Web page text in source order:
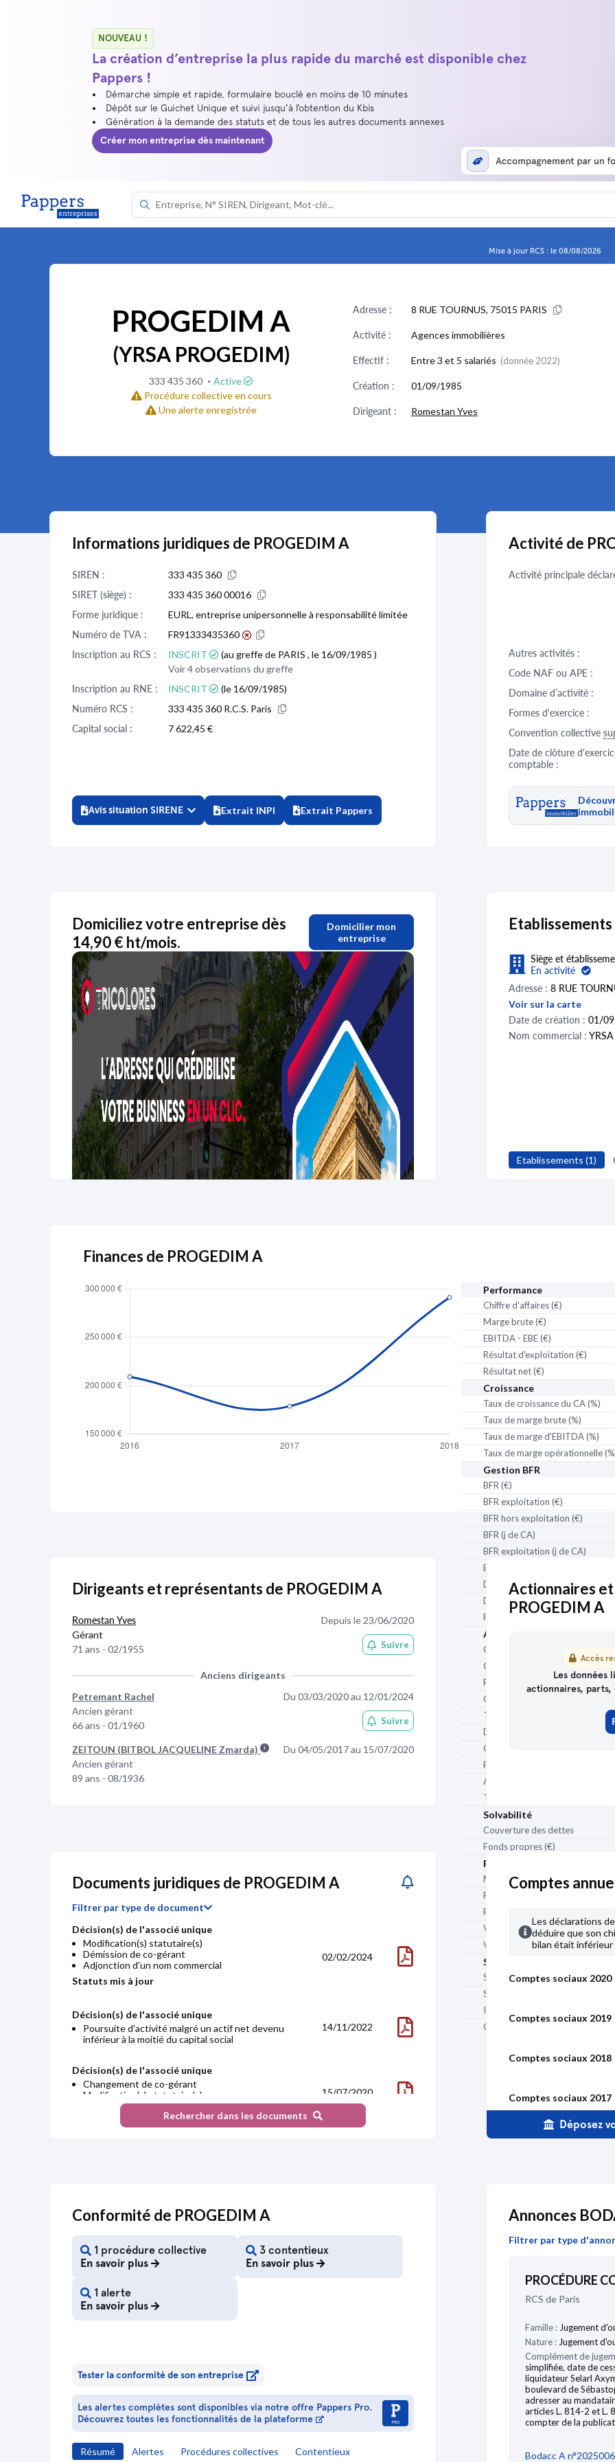
NOUVEAU !
La création d’entreprise la plus rapide du marché est disponible chez
Pappers !
Démarche simple et rapide, formulaire bouclé en moins de 10 minutes
Dépôt sur le Guichet Unique et suivi jusqu’à l’obtention du Kbis
Génération à la demande des statuts et de tous les autres documents annexes
Créer mon entreprise dès maintenant
Mise à jour RCS : le 08/08/2026
PROGEDIM A
(YRSA PROGEDIM)
333 435 360 · Active
Procédure collective en cours
Une alerte enregistrée
Adresse : 8 RUE TOURNUS, 75015 PARIS
Activité : Agences immobilières
Effectif : Entre 3 et 5 salariés (donnée 2022)
Création : 01/09/1985
Dirigeant : Romestan Yves
Informations juridiques de PROGEDIM A
SIREN :
333 435 360
SIRET (siège) :
333 435 360 00016
Forme juridique :
EURL, entreprise unipersonnelle à responsabilité limitée
Numéro de TVA :
FR91333435360
Inscription au RCS :
INSCRIT
(au greffe de PARIS , le 16/09/1985 )
Voir 4 observations du greffe
Inscription au RNE :
INSCRIT
(le 16/09/1985)
Numéro RCS :
333 435 360 R.C.S. Paris
Capital social :
7 622,45 €
Avis situation SIRENE Extrait INPI Extrait Pappers
Activité de
Activité principale
Autres activités :
Code NAF ou APE :
Domaine d’activité :
Formes d'exercice :
Convention collective
Date de clôture
comptable :
Domiciliez votre entreprise dès
14,90 € ht/mois.
Domicilier mon
entreprise
Siège et
En activité
Adresse : 8 RUE
Voir sur la carte
Date de création : 01/
Nom commercial :
Etablissements (1)
Finances de PROGEDIM A
Chiffre d'affaires Résultat net
Performance
Chiffre d'affaires (€)
Marge brute (€)
EBITDA - EBE (€)
Résultat d'exploitation (€)
Résultat net (€)
Croissance
Taux de croissance du CA (%)
Taux de marge brute (%)
Taux de marge d'EBITDA (%)
Taux de marge opérationnelle
Gestion BFR
BFR (€)
BFR exploitation (€)
BFR hors exploitation (€)
BFR (j de CA)
BFR exploitation (j de CA)
BFR hors exploitation (j de CA)
Délai de paiement clients (j)
Délai de paiement fournisseurs (j)
Ratio des stocks / CA (j)
Autonomie financière
Capacité d'autofinancement (€)
Capacité d'autofinancement / CA
Fonds de roulement net global (€)
Couverture du BFR
Trésorerie (€)
Dettes financières (€)
Capacité de remboursement
Ratio d'endettement (Gearing)
Autonomie financière (%)
Taux de levier (DFN/EBITDA)
Solvabilité
Couverture des dettes
Fonds propres (€)
Rentabilité
Marge nette (%)
Rentabilité sur fonds propres (%)
Rentabilité économique (%)
Valeur ajoutée (€)
Valeur ajoutée / CA (%)
Structure d'activité
Salaires et charges sociales (€)
Salaires / CA (%)
Impôts et taxes (€)
Chiffre d'affaires à l'export (€)
Dirigeants et représentants de PROGEDIM A
Romestan Yves
Gérant
71 ans - 02/1955
Depuis le 23/06/2020
Suivre
Anciens dirigeants
Petremant Rachel
Ancien gérant
66 ans - 01/1960
Du 03/03/2020 au 12/01/2024
Suivre
ZEITOUN (BITBOL JACQUELINE Zmarda)
Ancien gérant
89 ans - 08/1936
Du 04/05/2017 au 15/07/2020
Actionnaires
PROGEDIM A
Accès
Les données
actionnaires,
Documents juridiques de PROGEDIM A
Filtrer par type de document
Décision(s) de l'associé unique
Modification(s) statutaire(s)
Démission de co-gérant
Adjonction d'un nom commercial
Statuts mis à jour
02/02/2024
Décision(s) de l'associé unique
Poursuite d'activité malgré un actif net devenu
inférieur à la moitié du capital social
14/11/2022
Décision(s) de l'associé unique
Changement de co-gérant
Modification(s) statutaire(s)
Statuts mis à jour
15/07/2020
Changement relatif à la date de clôture de l'exercice
Modification(s) statutaire(s)
Statuts mis à jour
Procès-verbal d'assemblée générale extraordinaire
Changement relatif à la date de clôture de l'exercice
social 31/03
Changement relatif à la date de clôture de l'exercice
Statuts mis à jour
Divers
Acte sous seing privé
Cession de parts
Rechercher dans les documents
Comptes
Les déclarations
déduire que son
bilan était inférieur
Comptes sociaux 2020
Comptes sociaux 2019
Comptes sociaux 2018
Comptes sociaux 2017
Déposez
Conformité de PROGEDIM A
1 procédure collective
En savoir plus
3 contentieux
En savoir plus
1 alerte
En savoir plus
Tester la conformité de son entreprise
Les alertes complètes sont disponibles via notre offre Pappers Pro.
Découvrez toutes les fonctionnalités de la plateforme
Résumé Alertes Procédures collectives Contentieux
Annonces
Filtrer par type
PROCÉDURE
RCS de Paris
Famille : Jugement
Nature : Jugement
Complément de
simplifiée, date de
liquidateur Selarl
boulevard de
adresser au
articles L. 814-2 et L.
compter de la
Bodacc A